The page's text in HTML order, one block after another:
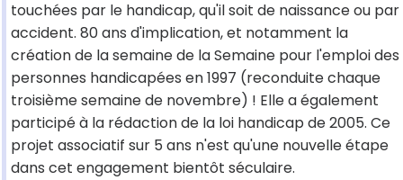
touchées par le handicap, qu'il soit de naissance ou par
accident. 80 ans d'implication, et notamment la
création de la semaine de la Semaine pour l'emploi des
personnes handicapées en 1997 (reconduite chaque
troisième semaine de novembre) ! Elle a également
participé à la rédaction de la loi handicap de 2005. Ce
projet associatif sur 5 ans n'est qu'une nouvelle étape
dans cet engagement bientôt séculaire.